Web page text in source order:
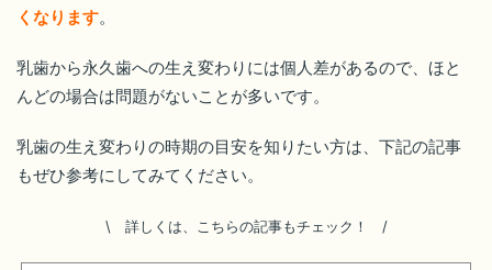
くなります。
乳歯から永久歯への生え変わりには個人差があるので、ほと
んどの場合は問題がないことが多いです。
乳歯の生え変わりの時期の目安を知りたい方は、下記の記事
もぜひ参考にしてみてください。
\ 詳しくは、こちらの記事もチェック！ /